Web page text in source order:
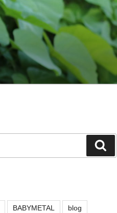
索
BABYMETAL blog